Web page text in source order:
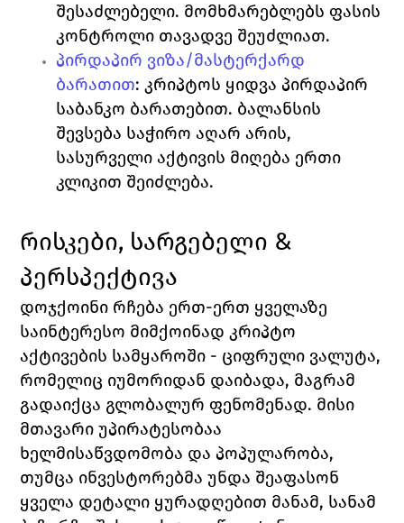
შესაძლებელი. მომხმარებლებს ფასის
კონტროლი თავადვე შეუძლიათ.
პირდაპირ ვიზა/მასტერქარდ
ბარათით: კრიპტოს ყიდვა პირდაპირ
საბანკო ბარათებით. ბალანსის
შევსება საჭირო აღარ არის,
სასურველი აქტივის მიღება ერთი
კლიკით შეიძლება.
რისკები, სარგებელი &
პერსპექტივა
დოჯქოინი რჩება ერთ-ერთ ყველაზე
საინტერესო მიმქოინად კრიპტო
აქტივების სამყაროში - ციფრული ვალუტა,
რომელიც იუმორიდან დაიბადა, მაგრამ
გადაიქცა გლობალურ ფენომენად. მისი
მთავარი უპირატესობაა
ხელმისაწვდომობა და პოპულარობა,
თუმცა ინვესტორებმა უნდა შეაფასონ
ყველა დეტალი ყურადღებით მანამ, სანამ